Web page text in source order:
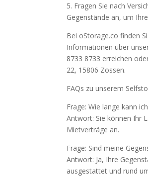
5. Fragen Sie nach
Gegenstände an, um
Bei oStorage.co finden
Informationen über
8733 8733 erreichen
22, 15806 Zossen.
FAQs zu unserem
Frage: Wie lange kann
Antwort: Sie können Ihr
Mietverträge an.
Frage: Sind meine
Antwort: Ja, Ihre
ausgestattet und rund